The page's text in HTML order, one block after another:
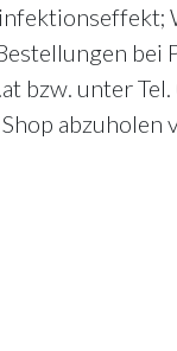
bei
bzw. unter
abzuholen